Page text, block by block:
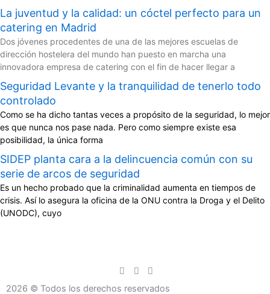
La juventud y la calidad: un cóctel perfecto para un
catering en Madrid
Dos jóvenes procedentes de una de las mejores escuelas de
dirección hostelera del mundo han puesto en marcha una
innovadora empresa de catering con el fin de hacer llegar a
Seguridad Levante y la tranquilidad de tenerlo todo
controlado
Como se ha dicho tantas veces a propósito de la seguridad, lo mejor
es que nunca nos pase nada. Pero como siempre existe esa
posibilidad, la única forma
SIDEP planta cara a la delincuencia común con su
serie de arcos de seguridad
Es un hecho probado que la criminalidad aumenta en tiempos de
crisis. Así lo asegura la oficina de la ONU contra la Droga y el Delito
(UNODC), cuyo
2026 © Todos los derechos reservados